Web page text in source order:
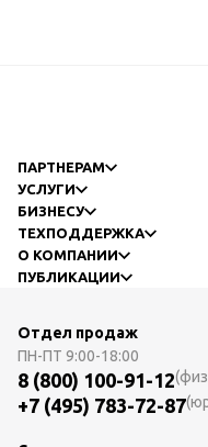
ПАРТНЕРАМ
УСЛУГИ
БИЗНЕСУ
ТЕХПОДДЕРЖКА
О КОМПАНИИ
ПУБЛИКАЦИИ
Отдел продаж
ПН-ПТ 9:00-18:00
8 (800) 100-91-12
+7 (495) 783-72-87